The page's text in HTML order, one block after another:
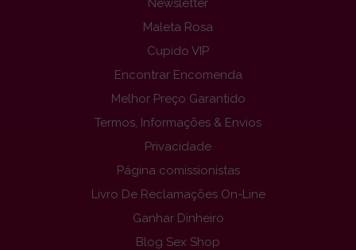
Newsletter
Maleta Rosa
Cupido VIP
Encontrar Encomenda
Melhor Preço Garantido
Termos, Informações & Envios
Privacidade
Página comissionistas
Livro De Reclamações On-Line
Ganhar Dinheiro
Blog Sex Shop